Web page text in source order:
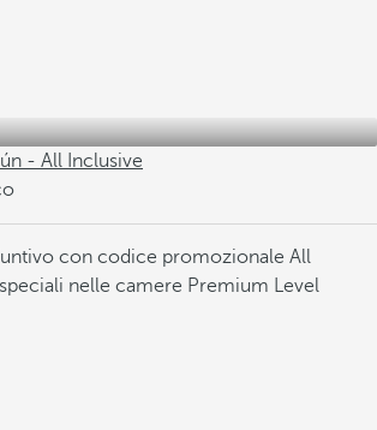
- All Inclusive
con codice promozionale All
nelle camere Premium Level